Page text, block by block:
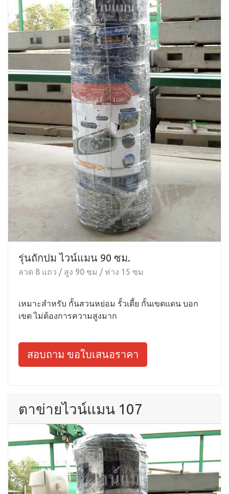
รุ่นถักปม ไวน์แมน 90 ซม.
ลวด 8 แถว / สูง 90 ซม / ห่าง 15 ซม
เหมาะสำหรับ กั้นสวนหย่อม รั้วเตี้ย กั้นเขตแดน บอก
เขต ไม่ต้องการความสูงมาก
สอบถาม ขอใบเสนอราคา
ตาข่ายไวน์แมน 107